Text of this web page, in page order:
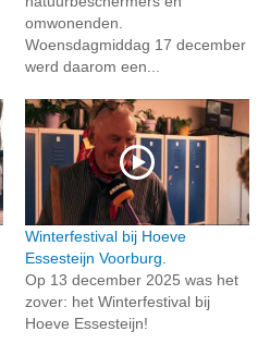
omwonenden.
Woensdagmiddag 17 december
werd daarom een...
Winterfestival bij Hoeve
Essesteijn Voorburg.
Op 13 december 2025 was het
zover: het Winterfestival bij
Hoeve Essesteijn!